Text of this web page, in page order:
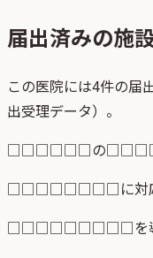
届出済みの施
この医院には4件の届
出受理データ）。
□□□□□□の□□□□
□□□□□□□□に対
□□□□□□□□□を